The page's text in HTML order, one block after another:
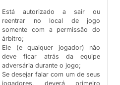
Está autorizado a sair ou
reentrar no local de jogo
somente com a permissão do
árbitro;
Ele (e qualquer jogador) não
deve ficar atrás da equipe
adversária durante o jogo;
Se desejar falar com um de seus
jogadores, deverá primeiro